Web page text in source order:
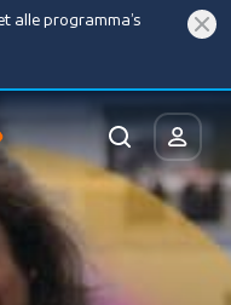
alle programma’s